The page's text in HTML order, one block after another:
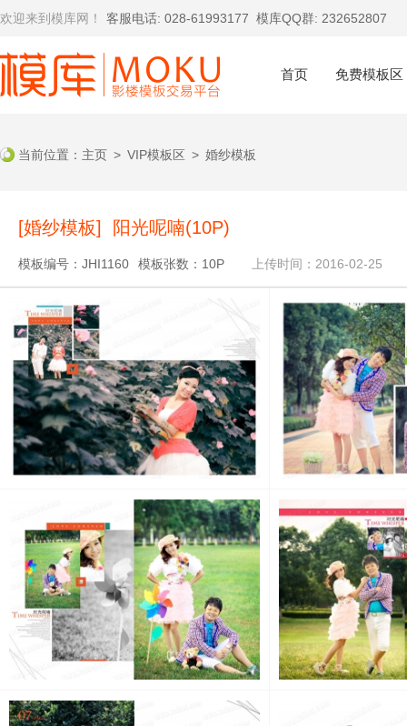
欢迎来到模库网！ 客服电话: 028-61993177 模库QQ群: 232652807
首页 免费模板区
当前位置： 主页 > VIP模板区 > 婚纱模板
[婚纱模板] 阳光呢喃(10P)
模板编号：JHI1160 模板张数：10P 上传时间：2016-02-25